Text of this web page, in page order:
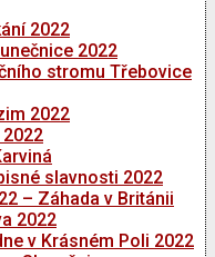
2022
2022
stromu Třebovice
2022
slavnosti 2022
– Záhada v Británii
2022
v Krásném Poli 2022